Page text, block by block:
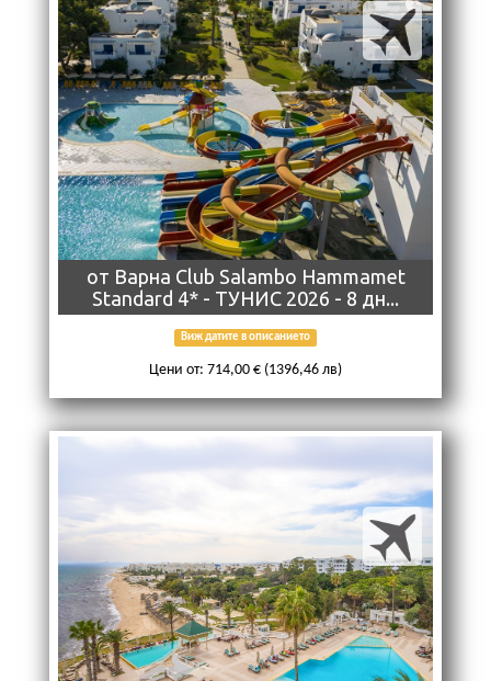
от Варна Club Salambo Hammamet
Standard 4* - ТУНИС 2026 - 8 дн...
Виж датите в описанието
Цени от: 714,00 € (1396,46 лв)